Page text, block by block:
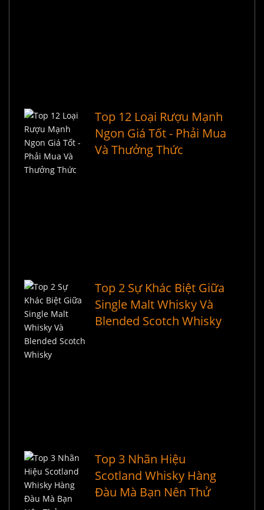
Top 12 Loại Rượu Mạnh
Ngon Giá Tốt - Phải Mua
Và Thưởng Thức
Top 2 Sự Khác Biệt Giữa
Single Malt Whisky Và
Blended Scotch Whisky
Top 3 Nhãn Hiệu
Scotland Whisky Hàng
Đàu Mà Bạn Nên Thử